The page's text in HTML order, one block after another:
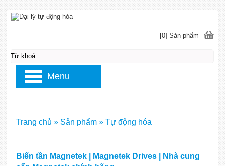
Biến tần Magnetek | Magnetek Drives | Nhà cung
Trang chủ » Sản phẩm » Tự động hóa
[0] Sản phẩm
Menu